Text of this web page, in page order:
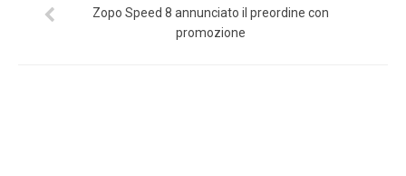
Zopo Speed 8 annunciato il preordine con
promozione